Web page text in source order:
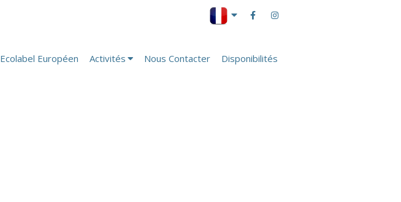
Ecolabel Européen Activités Nous Contacter Disponibilités